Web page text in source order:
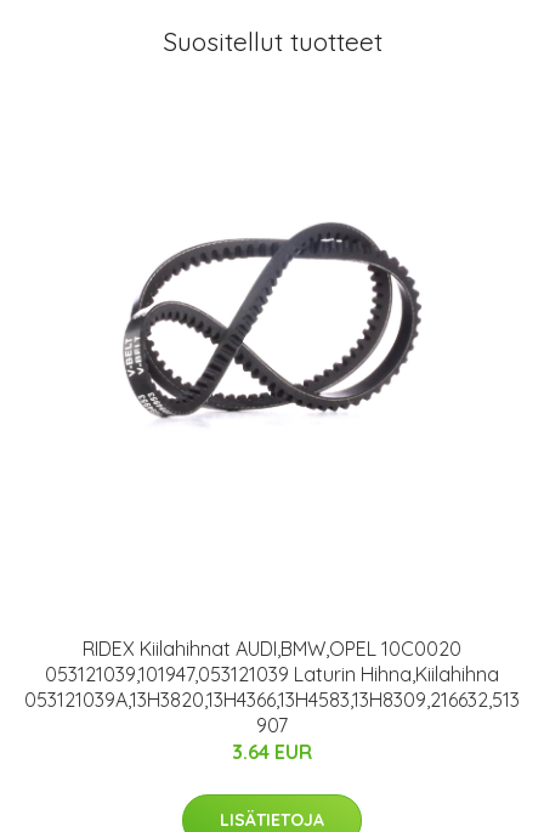
Suositellut tuotteet
RIDEX Kiilahihnat AUDI,BMW,OPEL 10C0020
053121039,101947,053121039 Laturin Hihna,Kiilahihna
053121039A,13H3820,13H4366,13H4583,13H8309,216632,513
907
3.64 EUR
LISÄTIETOJA